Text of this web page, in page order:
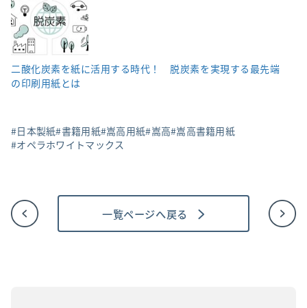
二酸化炭素を紙に活用する時代！ 脱炭素を実現する最先端
の印刷用紙とは
日本製紙 書籍用紙 嵩高用紙 嵩高 嵩高書籍用紙
オペラホワイトマックス
一覧ページへ戻る